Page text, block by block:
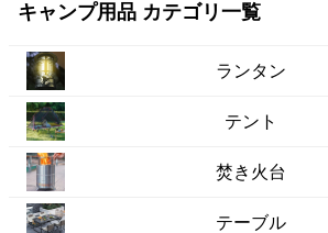
キャンプ用品 カテゴリ一覧
ランタン
テント
焚き火台
テーブル